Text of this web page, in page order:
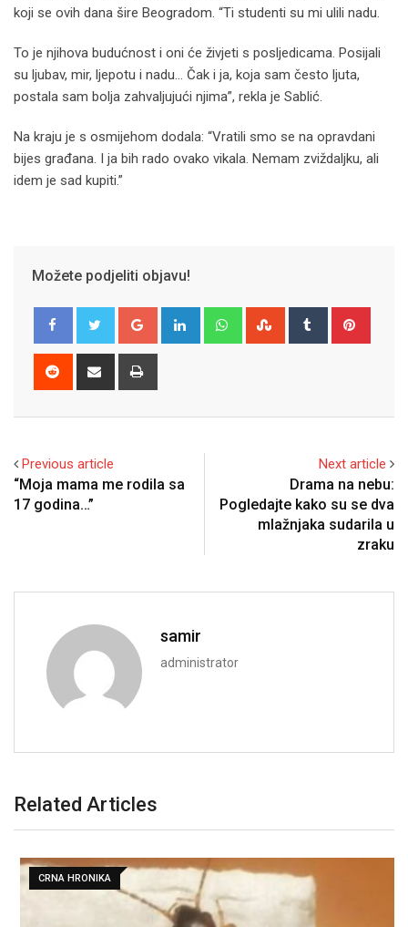
koji se ovih dana šire Beogradom. “Ti studenti su mi ulili nadu.
To je njihova budućnost i oni će živjeti s posljedicama. Posijali
su ljubav, mir, ljepotu i nadu… Čak i ja, koja sam često ljuta,
postala sam bolja zahvaljujući njima”, rekla je Sablić.
Na kraju je s osmijehom dodala: “Vratili smo se na opravdani
bijes građana. I ja bih rado ovako vikala. Nemam zviždaljku, ali
idem je sad kupiti.”
Možete podjeliti objavu!
Google+ LinkedIn WhatsappStumbleUpon
Tumblr
Reddit
Share
Previous article
“Moja mama me rodila sa
17 godina…”
Next article
Drama na nebu:
Pogledajte kako su se dva
mlažnjaka sudarila u
zraku
samir
administrator
Related Articles
CRNA HRONIKA